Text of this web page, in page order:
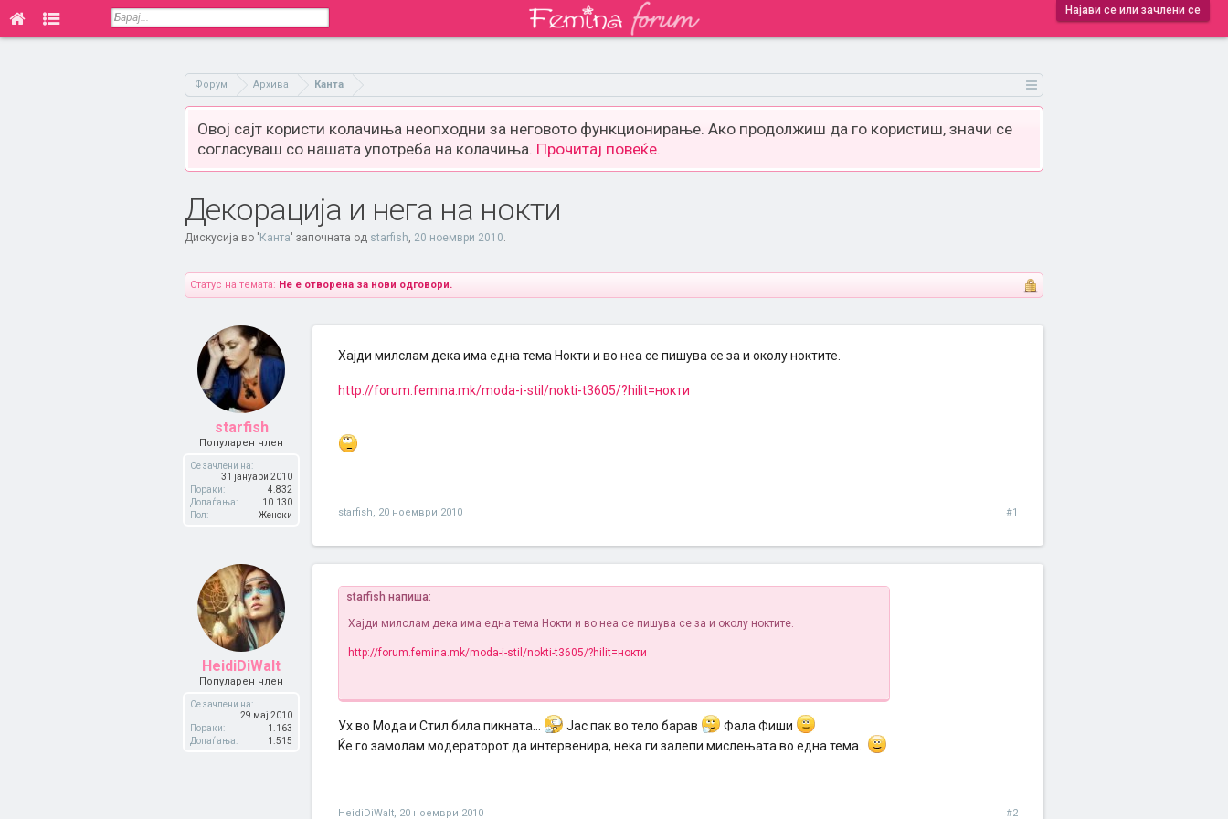
Најави се или зачлени се
Форум Архива Канта
Овој сајт користи колачиња неопходни за неговото функционирање. Ако продолжиш да го користиш, значи се
согласуваш со нашата употреба на колачиња. Прочитај повеќе.
Декорација и нега на нокти
Дискусија во ' Канта' започната од starfish, 20 ноември 2010.
Статус на темата: Не е отворена за нови одговори.
starfish
Популарен член
Се зачлени на:
31 јануари 2010
Пораки:
4.832
Допаѓања:
10.130
Пол:
Женски
Хајди милслам дека има една тема Нокти и во неа се пишува се за и околу ноктите.
http://forum.femina.mk/moda-i-stil/nokti-t3605/?hilit=нокти
starfish, 20 ноември 2010 #1
HeidiDiWalt
Популарен член
Се зачлени на:
29 мај 2010
Пораки:
1.163
Допаѓања:
1.515
starfish напиша:
Хајди милслам дека има една тема Нокти и во неа се пишува се за и околу ноктите.
http://forum.femina.mk/moda-i-stil/nokti-t3605/?hilit=нокти
Ух во Мода и Стил била пикната... Јас пак во тело барав
Фала Фиши
Ќе го замолам модераторот да интервенира, нека ги залепи мислењата во една тема..
HeidiDiWalt, 20 ноември 2010 #2